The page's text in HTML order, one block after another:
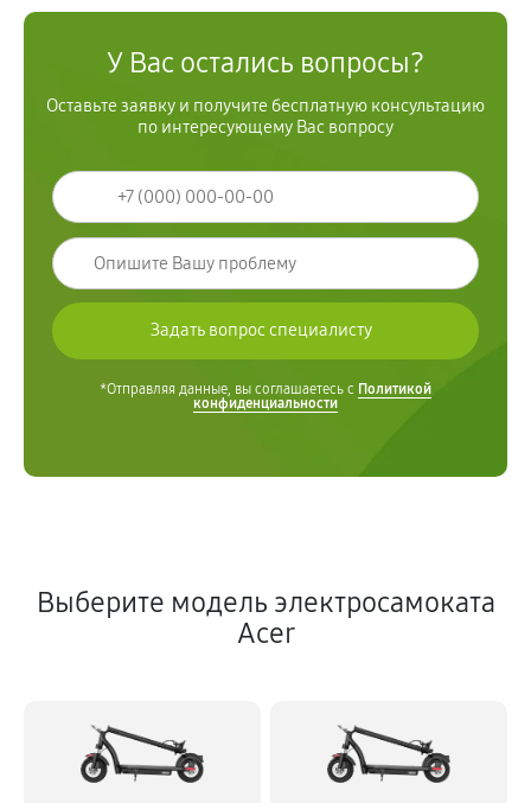
У Вас остались вопросы?
Оставьте заявку и получите бесплатную консультацию
по интересующему Вас вопросу
*Отправляя данные, вы соглашаетесь с Политикой
конфиденциальности
Выберите модель электросамоката
Acer